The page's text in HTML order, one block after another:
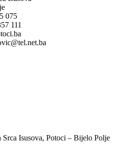
075
111
Srca Isusova, Potoci – Bijelo Polje